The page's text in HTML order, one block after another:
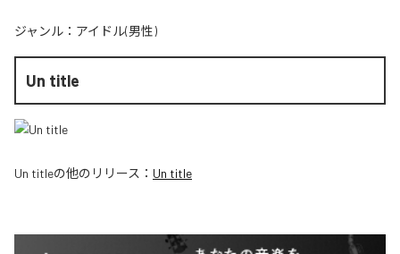
ジャンル： アイドル(男性)
Un title
Un titleの他のリリース： Un title